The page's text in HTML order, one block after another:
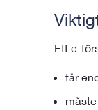
Ett e-
får